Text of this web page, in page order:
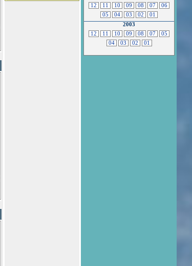
12
11 10 09 08 07
06
05
04 03 02
01
2003
12
11 10 09 08 07
05
04
03 02 01